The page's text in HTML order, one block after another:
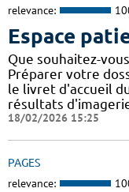
relevance:
Espace
Que souhaitez-
Préparer votre
le livret d'accueil
résultats
18/02/2026 15:25
PAGES
relevance: